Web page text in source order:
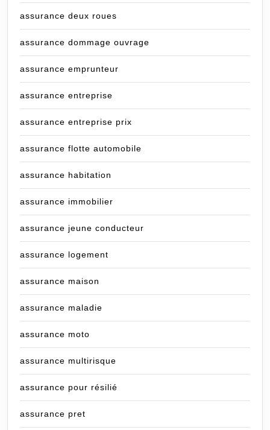
assurance deux roues
assurance dommage ouvrage
assurance emprunteur
assurance entreprise
assurance entreprise prix
assurance flotte automobile
assurance habitation
assurance immobilier
assurance jeune conducteur
assurance logement
assurance maison
assurance maladie
assurance moto
assurance multirisque
assurance pour résilié
assurance pret